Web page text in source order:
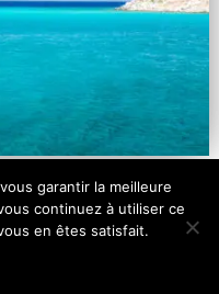
garantir la meilleure
continuez à utiliser ce
en êtes satisfait.